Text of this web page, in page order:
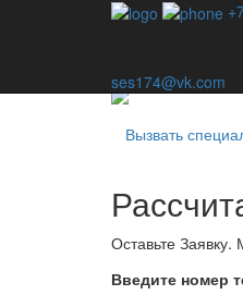
ses174@vk.com
Наша компания
Вызвать
Оставьте Заявку.
Введите номер